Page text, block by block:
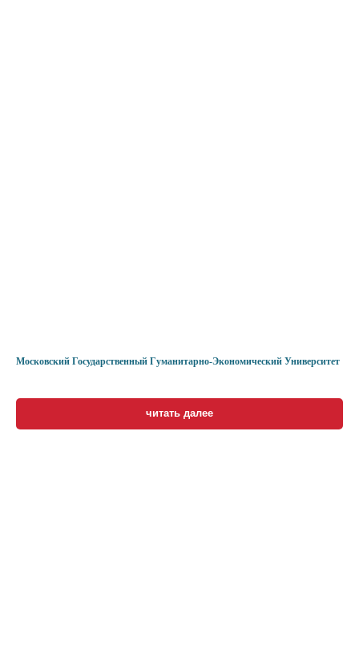
Московский Государственный Гуманитарно-Экономический Университет
читать далее